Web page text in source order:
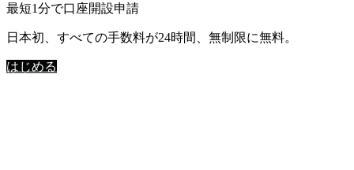
最短1分で口座開設申請
日本初、すべての手数料が24時間、無制限に無料。
はじめる